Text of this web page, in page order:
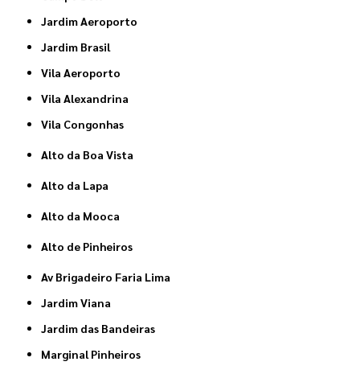
Jardim Aeroporto
Jardim Brasil
Vila Aeroporto
Vila Alexandrina
Vila Congonhas
Alto da Boa Vista
Alto da Lapa
Alto da Mooca
Alto de Pinheiros
Av Brigadeiro Faria Lima
Jardim Viana
Jardim das Bandeiras
Marginal Pinheiros